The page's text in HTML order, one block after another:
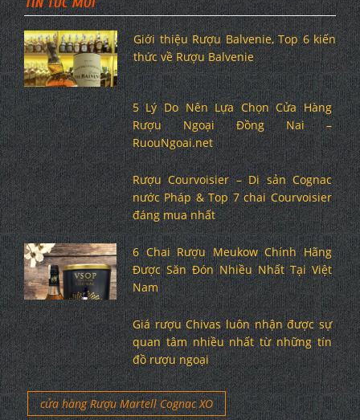
Giới thiệu Rượu Balvenie, Top 6 kiến
thức về Rượu Balvenie
5 Lý Do Nên Lựa Chọn Cửa Hàng
Rượu Ngoại Đồng Nai –
RuouNgoai.net
Rượu Courvoisier – Di sản Cognac
nước Pháp & Top 7 chai Courvoisier
đáng mua nhất
6 Chai Rượu Meukow Chính Hãng
Được Săn Đón Nhiều Nhất Tại Việt
Nam
Giá rượu Chivas luôn nhận được sự
quan tâm nhiều nhất từ những tín
đồ rượu ngoại
cửa hàng Rượu Martell Cognac XO